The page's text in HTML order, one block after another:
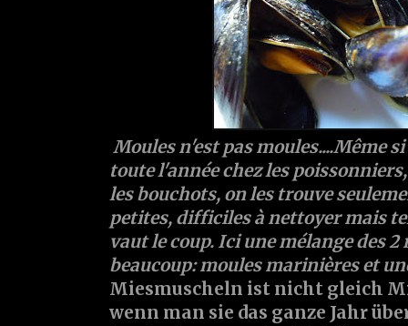
Moules n'est pas moules....Même
toute l'année chez les
les bouchots, on les trouve
petites, difficiles à nettoyer mais
vaut le coup. Ici une mélange des 2
beaucoup: moules marinières et
Miesmuscheln ist nicht gleich
wenn man sie das ganze Jahr